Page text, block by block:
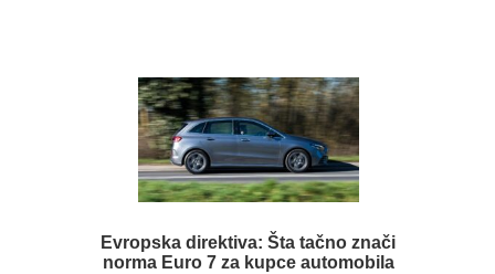
Evropska direktiva: Šta tačno znači
norma Euro 7 za kupce automobila